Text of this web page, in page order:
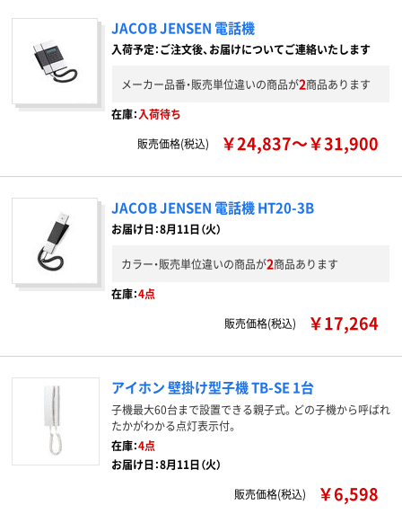
JACOB JENSEN 電話機
入荷予定：ご注文後、お届けについてご連絡いたします
メーカー品番・販売単位違いの商品が2商品あります
在庫：入荷待ち
販売価格(税込)
￥24,837～￥31,900
JACOB JENSEN 電話機 HT20-3B
お届け日：8月11日（火）
カラー・販売単位違いの商品が2商品あります
在庫：4点
販売価格(税込)
￥17,264
アイホン 壁掛け型子機 TB-SE 1台
子機最大60台まで設置できる親子式。どの子機から呼ばれ
たかがわかる点灯表示付。
在庫：4点
お届け日：8月11日（火）
販売価格(税込)
￥6,598